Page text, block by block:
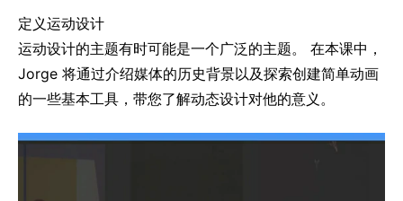
定义运动设计
运动设计的主题有时可能是一个广泛的主题。 在本课中，
Jorge 将通过介绍媒体的历史背景以及探索创建简单动画
的一些基本工具，带您了解动态设计对他的意义。